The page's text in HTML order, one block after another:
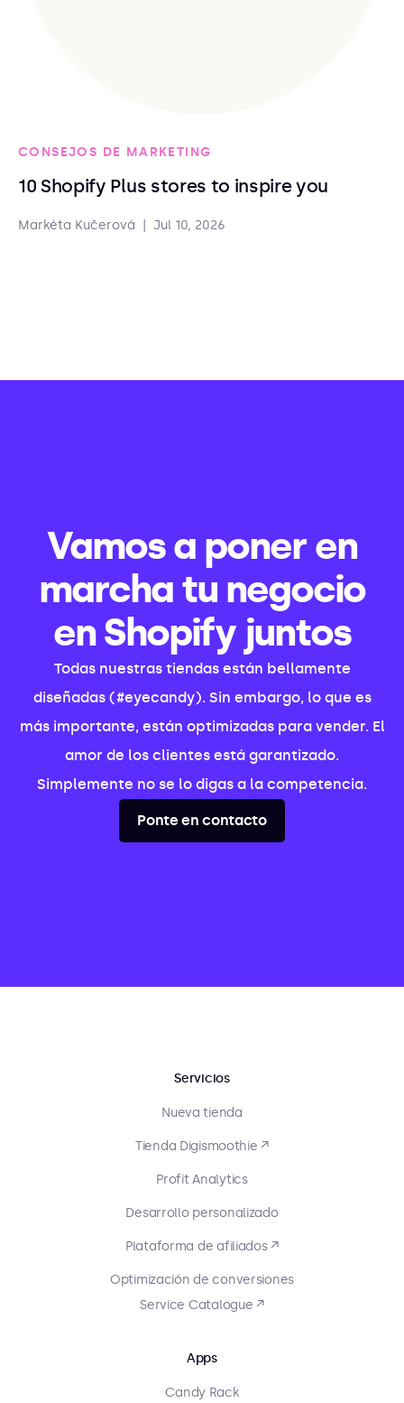
CONSEJOS DE MARKETING
10 Shopify Plus stores to inspire you
Markéta Kučerová Jul 10, 2026
Vamos a poner en
marcha tu negocio
en Shopify juntos
Todas nuestras tiendas están bellamente
diseñadas (#eyecandy). Sin embargo, lo que es
más importante, están optimizadas para vender. El
amor de los clientes está garantizado.
Simplemente no se lo digas a la competencia.
Ponte en contacto
Servicios
Nueva tienda
Tienda Digismoothie ↗
Profit Analytics
Desarrollo personalizado
Plataforma de afiliados ↗
Optimización de conversiones
Service Catalogue ↗
Apps
Candy Rack